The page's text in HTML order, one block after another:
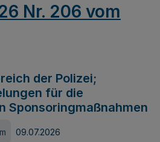
Nr. 206 vom
der Polizei;
für die
Sponsoringmaßnahmen
09.07.2026